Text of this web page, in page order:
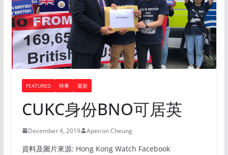
FEATURED 時事 最新
CUKC身份BNO可居英
December 4, 2019 Apeiron Cheung
資料及圖片來源: Hong Kong Watch Facebook